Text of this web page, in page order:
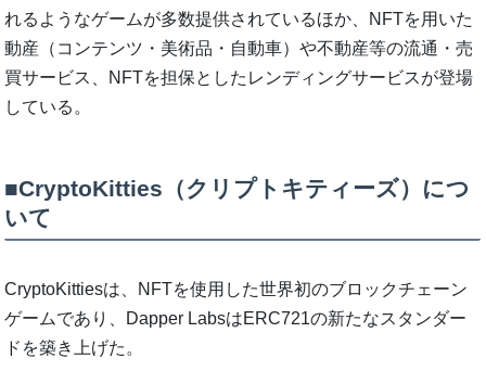
れるようなゲームが多数提供されているほか、NFTを用いた
動産（コンテンツ・美術品・自動車）や不動産等の流通・売
買サービス、NFTを担保としたレンディングサービスが登場
している。
■CryptoKitties（クリプトキティーズ）につ
いて
CryptoKittiesは、NFTを使用した世界初のブロックチェーン
ゲームであり、Dapper LabsはERC721の新たなスタンダー
ドを築き上げた。